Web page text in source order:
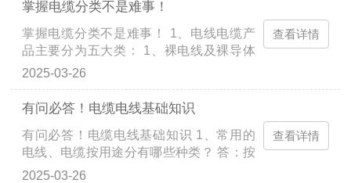
掌握电缆分类不是难事！
掌握电缆分类不是难事！ 1、电线电缆产
品主要分为五大类： 1、裸电线及裸导体
制品 本类产品的主要特征是：纯的导体金
铝汇流排、电力机车...
2025-03-26
查看详情
有问必答！电缆电线基础知识
有问必答！电缆电线基础知识 1、常用的
电线、电缆按用途分有哪些种类？ 答：按
用途可分为裸导线、绝缘电线、耐热电
2025-03-26
查看详情